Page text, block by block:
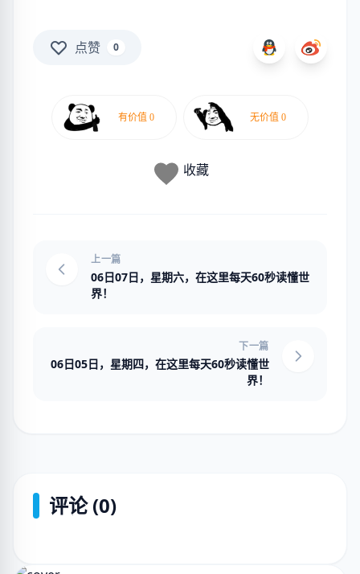
点赞 0
收藏
上一篇
06日07日，星期六，在这里每天60秒读懂世
界！
下一篇
06日05日，星期四，在这里每天60秒读懂世
界！
评论 (0)